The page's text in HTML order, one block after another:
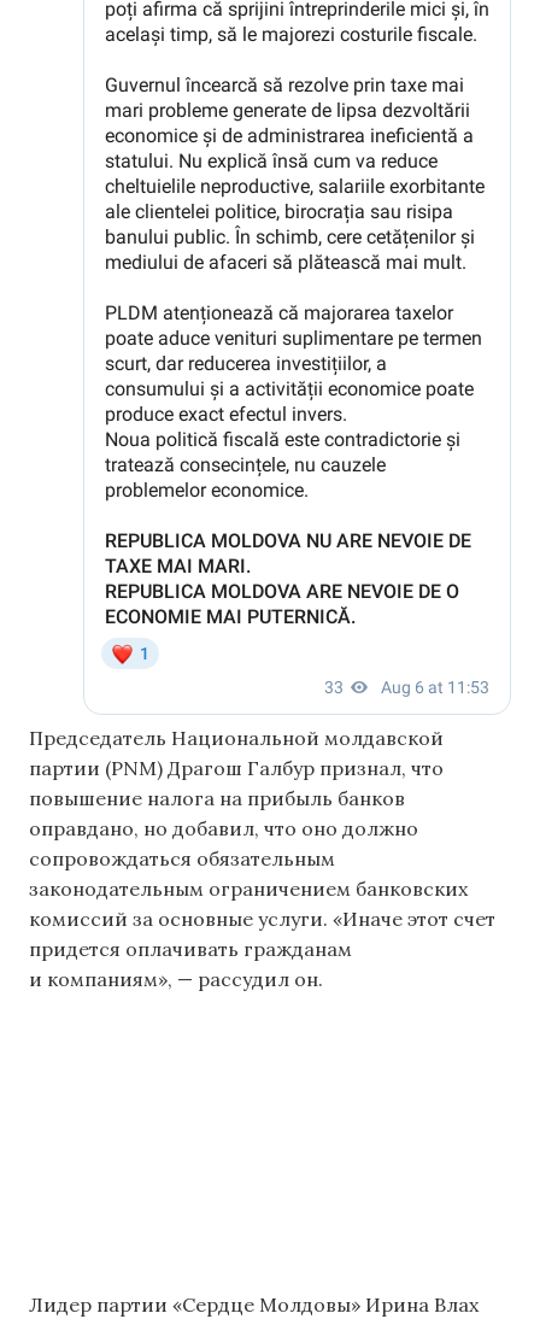
Председатель Национальной молдавской
партии (PNM) Драгош Галбур признал, что
повышение налога на прибыль банков
оправдано, но добавил, что оно должно
сопровождаться обязательным
законодательным ограничением банковских
комиссий за основные услуги. «Иначе этот счет
придется оплачивать гражданам
и компаниям», — рассудил он.
Лидер партии «Сердце Молдовы» Ирина Влах